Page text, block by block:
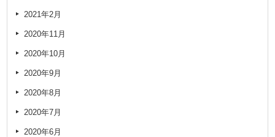
2021年2月
2020年11月
2020年10月
2020年9月
2020年8月
2020年7月
2020年6月